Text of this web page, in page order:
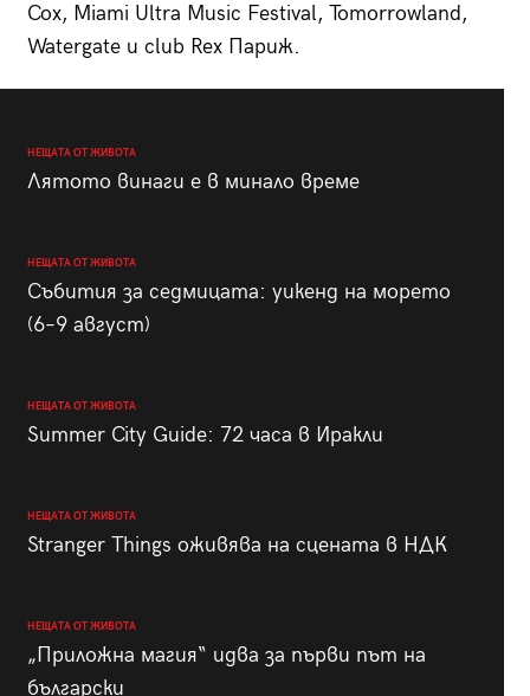
Cox, Miami Ultra Music Festival, Tomorrowland,
Watergate и club Rex Париж.
НЕЩАТА ОТ ЖИВОТА
Лятото винаги е в минало време
НЕЩАТА ОТ ЖИВОТА
Събития за седмицата: уикенд на морето
(6–9 август)
НЕЩАТА ОТ ЖИВОТА
Summer City Guide: 72 часа в Иракли
НЕЩАТА ОТ ЖИВОТА
Stranger Things оживява на сцената в НДК
НЕЩАТА ОТ ЖИВОТА
„Приложна магия“ идва за първи път на
български